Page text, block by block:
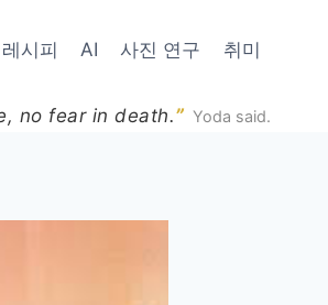
시피 AI 사진 연구 취미
no fear in death.” Yoda said.